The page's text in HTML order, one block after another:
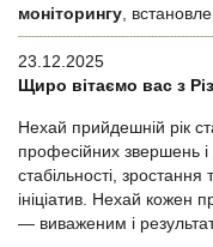
моніторингу ,
23.12.2025
Щиро вітаємо вас з
Нехай прийдешній рік
професійних звершень
стабільності, зростання
ініціатив. Нехай кожен
— виваженим і